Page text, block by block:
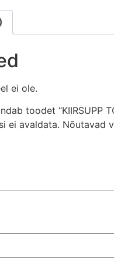
ei ole.
toodet “KIIRSUPP
ei avaldata. Nõutavad